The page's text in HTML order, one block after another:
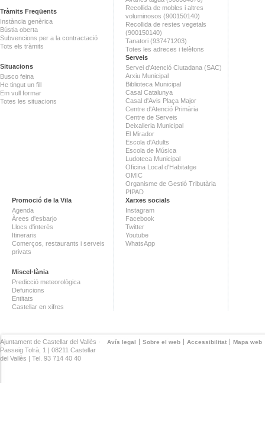
Tràmits Freqüents
Instància genèrica
Bústia oberta
Subvencions per a la contractació
Tots els tràmits
Situacions
Busco feina
He tingut un fill
Em vull formar
Totes les situacions
Recollida de mobles i altres
voluminosos (900150140)
Recollida de restes vegetals
(900150140)
Tanatori (937471203)
Totes les adreces i telèfons
Serveis
Servei d'Atenció Ciutadana (SAC)
Arxiu Municipal
Biblioteca Municipal
Casal Catalunya
Casal d'Avis Plaça Major
Centre d'Atenció Primària
Centre de Serveis
Deixalleria Municipal
El Mirador
Escola d'Adults
Escola de Música
Ludoteca Municipal
Oficina Local d'Habitatge
OMIC
Organisme de Gestió Tributària
PIPAD
Promoció de la Vila
Agenda
Àrees d'esbarjo
Llocs d'interès
Itineraris
Comerços, restaurants i serveis
privats
Miscel·lània
Predicció meteorològica
Defuncions
Entitats
Castellar en xifres
Xarxes socials
Instagram
Facebook
Twitter
Youtube
WhatsApp
Avís legal Sobre el web Accessibilitat Mapa web
Ajuntament de Castellar del Vallès ·
Passeig Tolrà, 1 | 08211 Castellar
del Vallès | Tel. 93 714 40 40